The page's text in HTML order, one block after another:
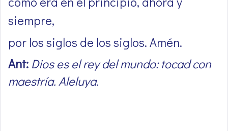
siempre,
por los siglos de los siglos. Amén.
Ant: Dios es el rey del mundo: tocad con
maestría. Aleluya.